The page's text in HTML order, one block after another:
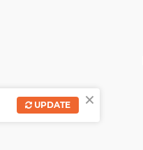
×
UPDATE